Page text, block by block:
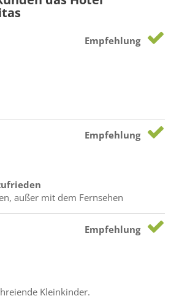
Empfehlung
Empfehlung
außer mit dem Fernsehen
Empfehlung
Kleinkinder.